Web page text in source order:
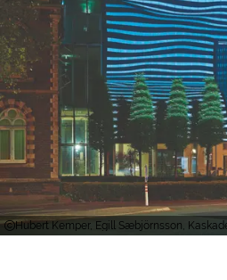
Hubert Kemper, Egill Sæbjörnsson,